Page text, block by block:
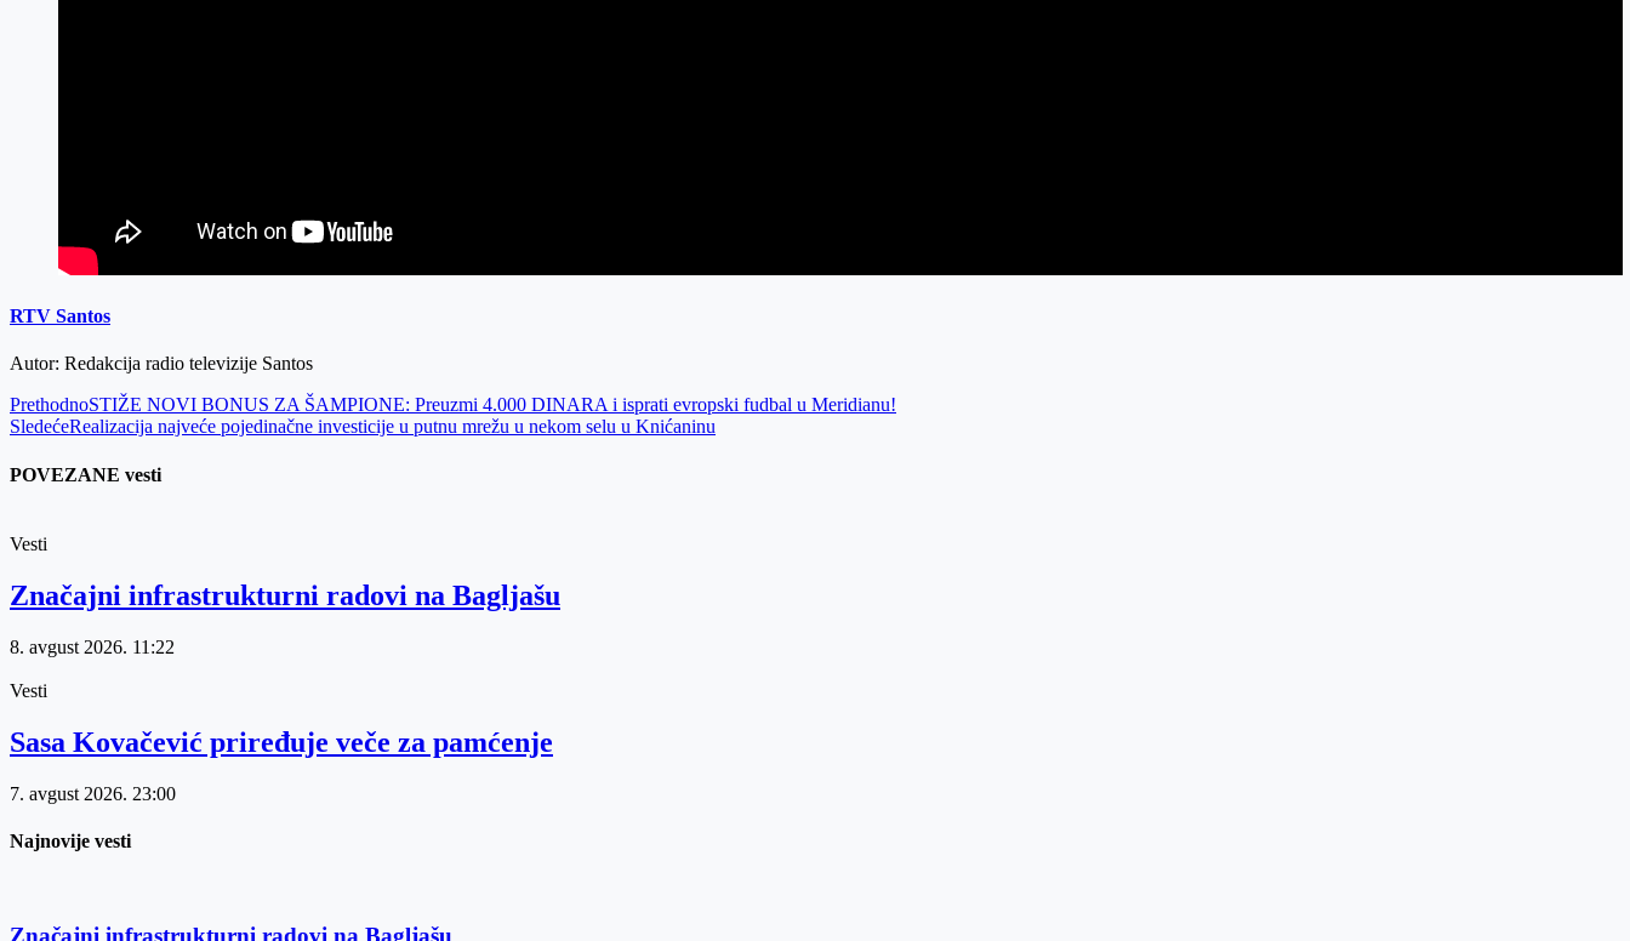
RTV Santos
Autor: Redakcija radio televizije Santos
PrethodnoSTIŽE NOVI BONUS ZA ŠAMPIONE: Preuzmi 4.000 DINARA i isprati evropski fudbal u Meridianu!
SledećeRealizacija najveće pojedinačne investicije u putnu mrežu u nekom selu u Knićaninu
POVEZANE vesti
Vesti
Značajni infrastrukturni radovi na Bagljašu
8. avgust 2026. 11:22
Vesti
Sasa Kovačević priređuje veče za pamćenje
7. avgust 2026. 23:00
Najnovije vesti
Značajni infrastrukturni radovi na Bagljašu